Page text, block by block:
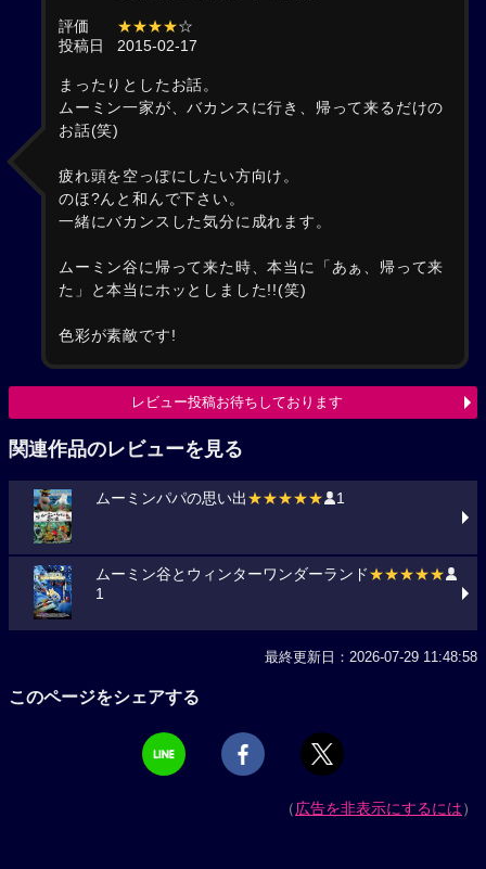
評価 ★★★★☆
投稿日
2015-02-17
まったりとしたお話。
ムーミン一家が、バカンスに行き、帰って来るだけの
お話(笑)
疲れ頭を空っぽにしたい方向け。
のほ?んと和んで下さい。
一緒にバカンスした気分に成れます。
ムーミン谷に帰って来た時、本当に「あぁ、帰って来
た」と本当にホッとしました!!(笑)
色彩が素敵です!
レビュー投稿お待ちしております
関連作品のレビューを見る
ムーミンパパの思い出 ★★★★★ 1
ムーミン谷とウィンターワンダーランド ★★★★★
1
最終更新日：2026-07-29 11:48:58
このページをシェアする
（広告を非表示にするには）